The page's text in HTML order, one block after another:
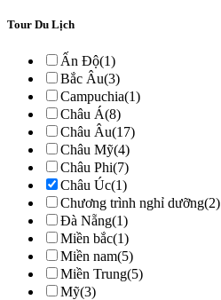
Tour Du Lịch
Ấn Độ(1)
Bắc Âu(3)
Campuchia(1)
Châu Á(8)
Châu Âu(17)
Châu Mỹ(4)
Châu Phi(7)
Châu Úc(1)
Chương trình nghỉ dưỡng(2)
Đà Nẵng(1)
Miền bắc(1)
Miền nam(5)
Miền Trung(5)
Mỹ(3)